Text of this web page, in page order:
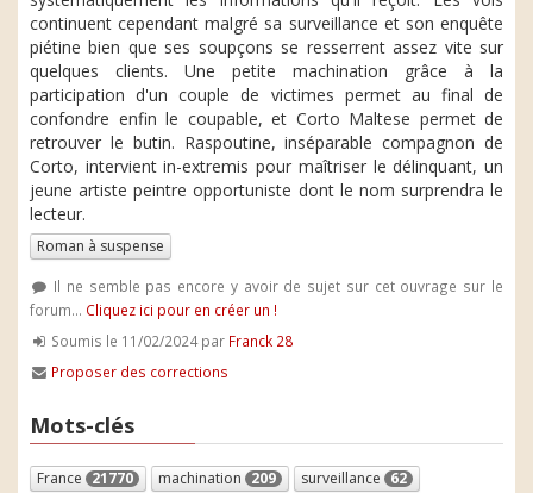
continuent cependant malgré sa surveillance et son enquête
piétine bien que ses soupçons se resserrent assez vite sur
quelques clients. Une petite machination grâce à la
participation d'un couple de victimes permet au final de
confondre enfin le coupable, et Corto Maltese permet de
retrouver le butin. Raspoutine, inséparable compagnon de
Corto, intervient in-extremis pour maîtriser le délinquant, un
jeune artiste peintre opportuniste dont le nom surprendra le
lecteur.
Roman à suspense
Il ne semble pas encore y avoir de sujet sur cet ouvrage sur le
forum... Cliquez ici pour en créer un !
Soumis le 11/02/2024 par Franck 28
Proposer des corrections
Mots-clés
France 21770 machination 209 surveillance 62